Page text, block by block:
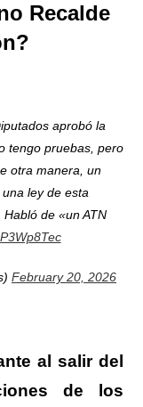
Recalde
aprobó la
tengo pruebas, pero
otra manera, un
ley de esta
de «un ATN
February 20, 2026
al salir del
de los